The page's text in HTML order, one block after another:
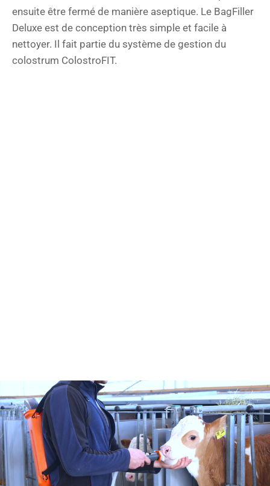
ensuite être fermé de manière aseptique. Le BagFiller
Deluxe est de conception très simple et facile à
nettoyer. Il fait partie du système de gestion du
colostrum ColostroFIT.